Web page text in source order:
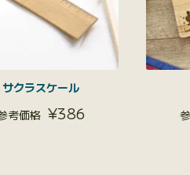
サクラスケール
¥386